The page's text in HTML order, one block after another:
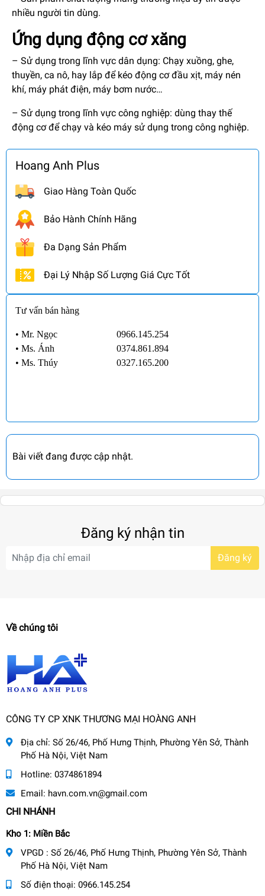
nhiều người tin dùng.
Ứng dụng động cơ xăng
– Sử dụng trong lĩnh vực dân dụng: Chạy xuồng, ghe,
thuyền, ca nô, hay lắp để kéo động cơ đầu xịt, máy nén
khí, máy phát điện, máy bơm nước…
– Sử dụng trong lĩnh vực công nghiệp: dùng thay thế
động cơ để chạy và kéo máy sử dụng trong công nghiệp.
Hoang Anh Plus
Giao Hàng Toàn Quốc
Bảo Hành Chính Hãng
Đa Dạng Sản Phẩm
Đại Lý Nhập Số Lượng Giá Cực Tốt
Tư vấn bán hàng
• Mr. Ngọc
0966.145.254
• Ms. Ánh
0374.861.894
• Ms. Thúy 0327.165.200
Bài viết đang được cập nhật.
Đăng ký nhận tin
Đăng ký
Về chúng tôi
CÔNG TY CP XNK THƯƠNG MẠI HOÀNG ANH
Địa chỉ: Số 26/46, Phố Hưng Thịnh, Phường Yên Sở, Thành
Phố Hà Nội, Việt Nam
Hotline: 0374861894
Email: havn.com.vn@gmail.com
CHI NHÁNH
Kho 1: Miền Bắc
VPGD : Số 26/46, Phố Hưng Thịnh, Phường Yên Sở, Thành
Phố Hà Nội, Việt Nam
Số điện thoại: 0966.145.254